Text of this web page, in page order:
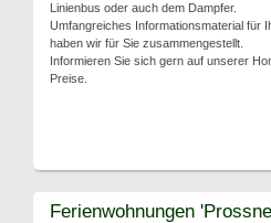
Linienbus oder auch dem Dampfer.
Umfangreiches Informationsmaterial für
haben wir für Sie zusammengestellt.
Informieren Sie sich gern auf unserer
Preise.
Ferienwohnungen